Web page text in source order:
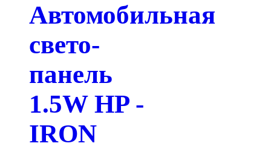
Автомобильная
свето-
панель
1.5W HP -
IRON